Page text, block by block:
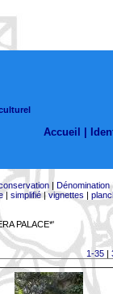
Accueil |
| Dénomination
| simplifié|vignettes |
PALACE*'
1-35|